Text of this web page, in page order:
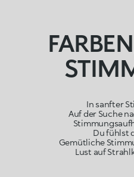
In sanfter
Auf der Suche
Du fühlst
Gemütliche
Lust auf